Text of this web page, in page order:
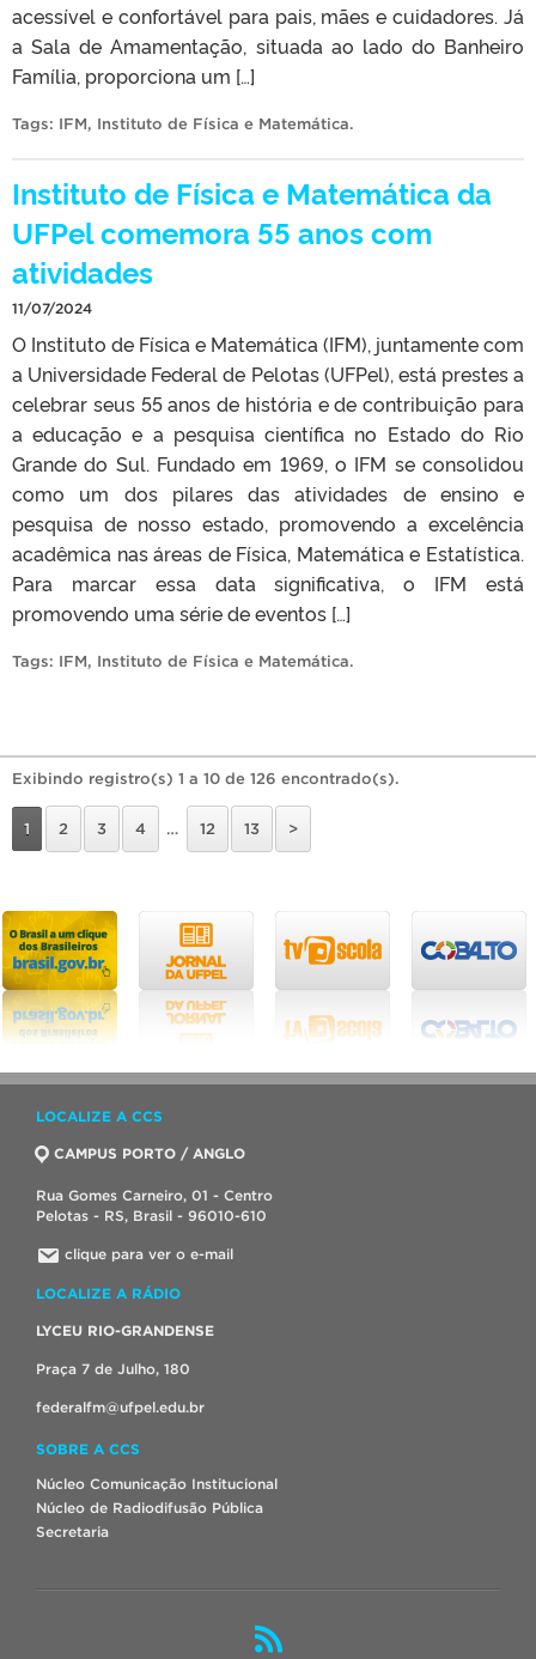
acessível e confortável para pais, mães e cuidadores. Já
a Sala de Amamentação, situada ao lado do Banheiro
Família, proporciona um […]
Tags: IFM, Instituto de Física e Matemática.
Instituto de Física e Matemática da
UFPel comemora 55 anos com
atividades
11/07/2024
O Instituto de Física e Matemática (IFM), juntamente com
a Universidade Federal de Pelotas (UFPel), está prestes a
celebrar seus 55 anos de história e de contribuição para
a educação e a pesquisa científica no Estado do Rio
Grande do Sul. Fundado em 1969, o IFM se consolidou
como um dos pilares das atividades de ensino e
pesquisa de nosso estado, promovendo a excelência
acadêmica nas áreas de Física, Matemática e Estatística.
Para marcar essa data significativa, o IFM está
promovendo uma série de eventos […]
Tags: IFM, Instituto de Física e Matemática.
Exibindo registro(s) 1 a 10 de 126 encontrado(s).
1 2 3 4 … 12 13 >
LOCALIZE A CCS
CAMPUS PORTO / ANGLO
Rua Gomes Carneiro, 01 - Centro
Pelotas - RS, Brasil - 96010-610
clique para ver o e-mail
LOCALIZE A RÁDIO
LYCEU RIO-GRANDENSE
Praça 7 de Julho, 180
federalfm@ufpel.edu.br
SOBRE A CCS
Núcleo Comunicação Institucional
Núcleo de Radiodifusão Pública
Secretaria